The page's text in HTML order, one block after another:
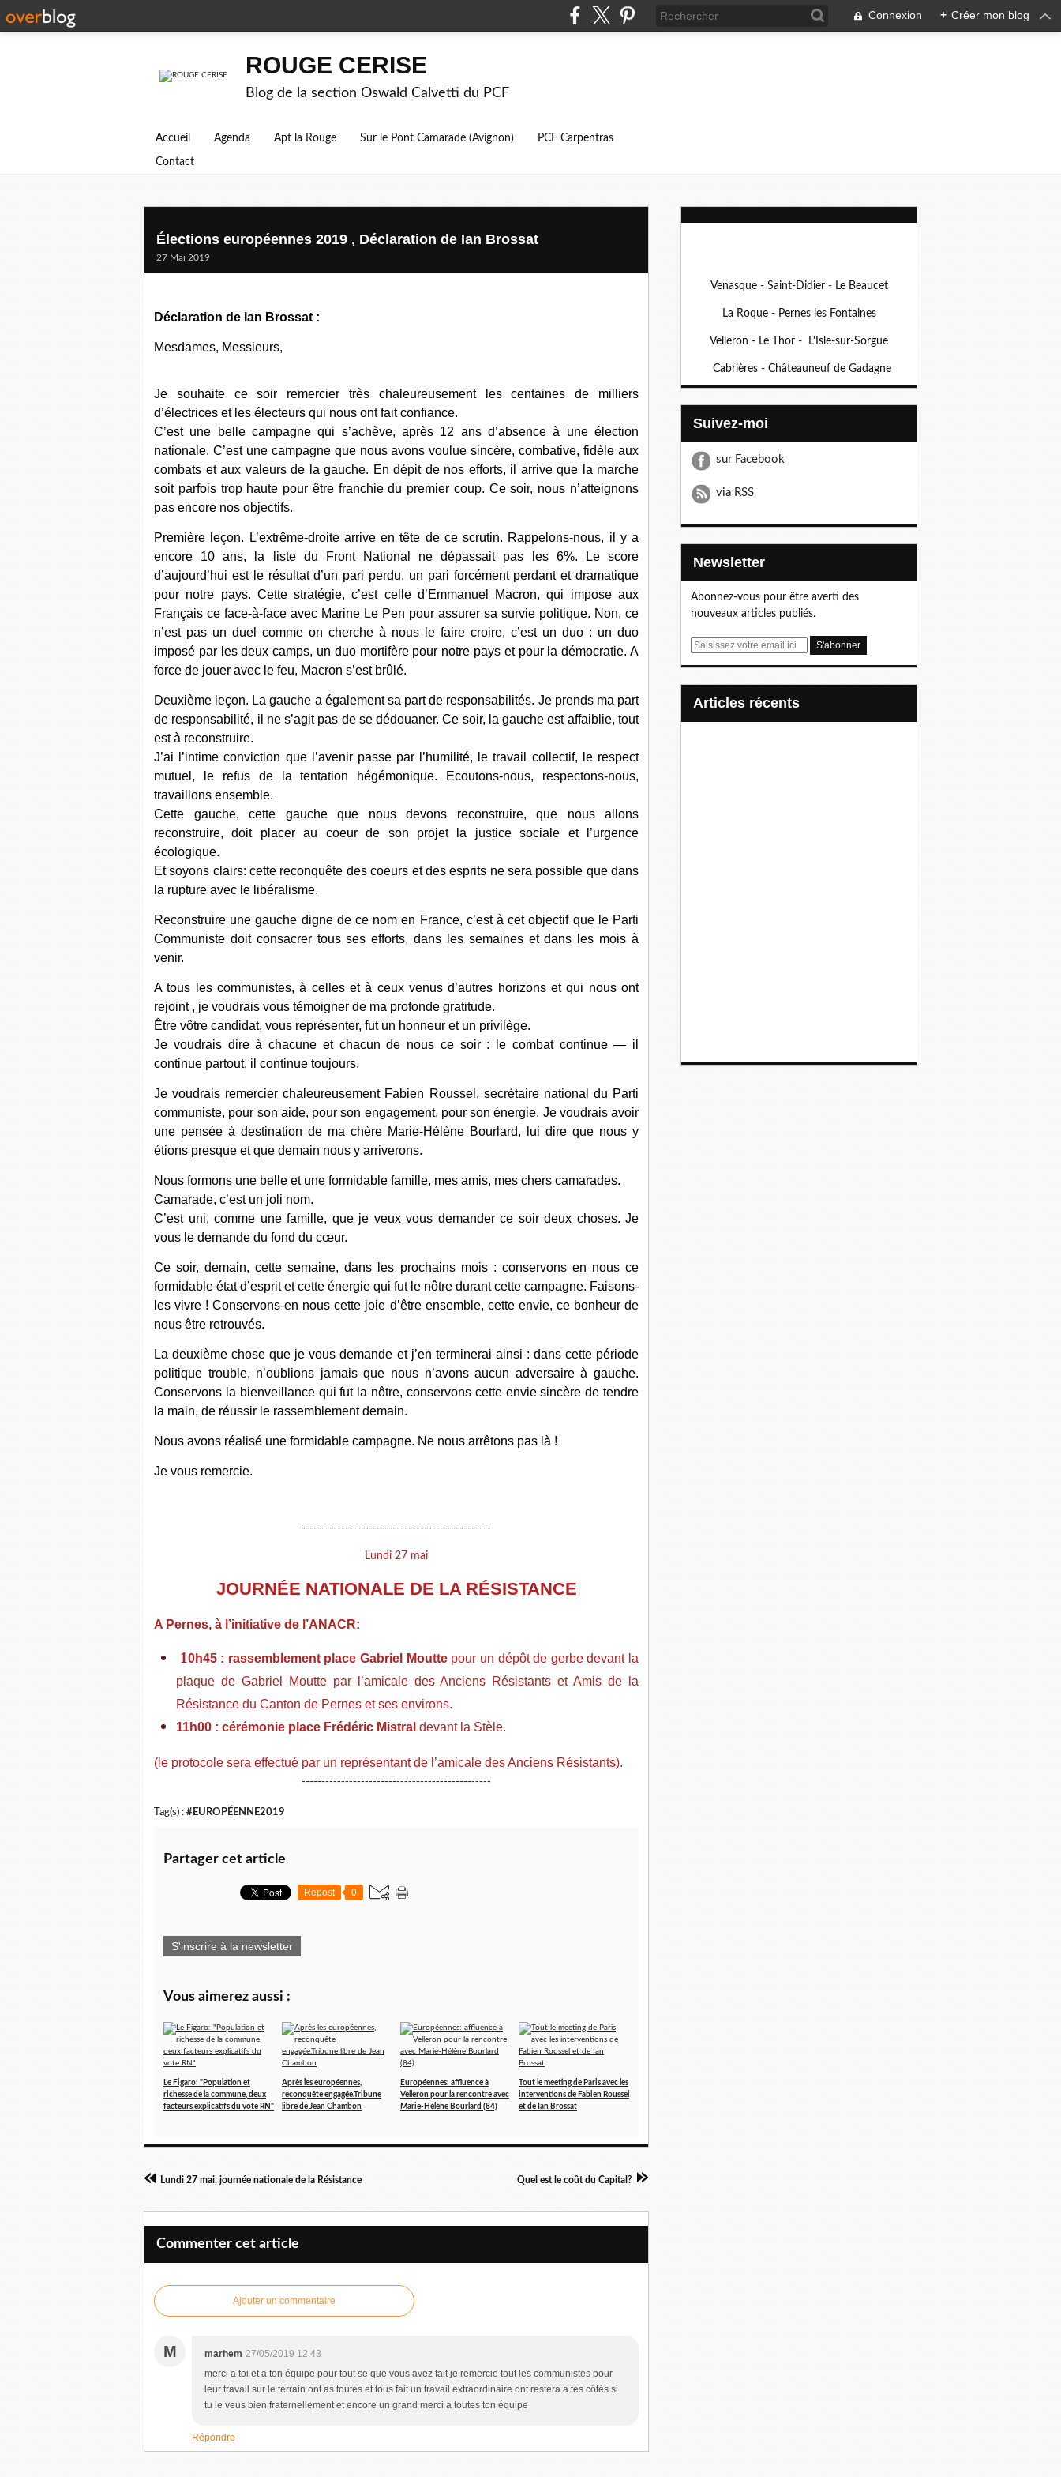
Connexion + Créer mon blog
ROUGE CERISE
Blog de la section Oswald Calvetti du PCF
Accueil Agenda Apt la Rouge Sur le Pont Camarade (Avignon) PCF Carpentras
Contact
Élections européennes 2019 , Déclaration de Ian Brossat
27 Mai 2019
Déclaration de Ian Brossat :
Mesdames, Messieurs,
Je souhaite ce soir remercier très chaleureusement les centaines de milliers
d’électrices et les électeurs qui nous ont fait confiance.
C’est une belle campagne qui s’achève, après 12 ans d’absence à une élection
nationale. C’est une campagne que nous avons voulue sincère, combative, fidèle aux
combats et aux valeurs de la gauche. En dépit de nos efforts, il arrive que la marche
soit parfois trop haute pour être franchie du premier coup. Ce soir, nous n’atteignons
pas encore nos objectifs.
Première leçon. L’extrême-droite arrive en tête de ce scrutin. Rappelons-nous, il y a
encore 10 ans, la liste du Front National ne dépassait pas les 6%. Le score
d’aujourd’hui est le résultat d’un pari perdu, un pari forcément perdant et dramatique
pour notre pays. Cette stratégie, c’est celle d’Emmanuel Macron, qui impose aux
Français ce face-à-face avec Marine Le Pen pour assurer sa survie politique. Non, ce
n’est pas un duel comme on cherche à nous le faire croire, c’est un duo : un duo
imposé par les deux camps, un duo mortifère pour notre pays et pour la démocratie. A
force de jouer avec le feu, Macron s’est brûlé.
Deuxième leçon. La gauche a également sa part de responsabilités. Je prends ma part
de responsabilité, il ne s’agit pas de se dédouaner. Ce soir, la gauche est affaiblie, tout
est à reconstruire.
J’ai l’intime conviction que l’avenir passe par l’humilité, le travail collectif, le respect
mutuel, le refus de la tentation hégémonique. Ecoutons-nous, respectons-nous,
travaillons ensemble.
Cette gauche, cette gauche que nous devons reconstruire, que nous allons
reconstruire, doit placer au coeur de son projet la justice sociale et l’urgence
écologique.
Et soyons clairs: cette reconquête des coeurs et des esprits ne sera possible que dans
la rupture avec le libéralisme.
Reconstruire une gauche digne de ce nom en France, c’est à cet objectif que le Parti
Communiste doit consacrer tous ses efforts, dans les semaines et dans les mois à
venir.
A tous les communistes, à celles et à ceux venus d’autres horizons et qui nous ont
rejoint , je voudrais vous témoigner de ma profonde gratitude.
Être vôtre candidat, vous représenter, fut un honneur et un privilège.
Je voudrais dire à chacune et chacun de nous ce soir : le combat continue — il
continue partout, il continue toujours.
Je voudrais remercier chaleureusement Fabien Roussel, secrétaire national du Parti
communiste, pour son aide, pour son engagement, pour son énergie. Je voudrais avoir
une pensée à destination de ma chère Marie-Hélène Bourlard, lui dire que nous y
étions presque et que demain nous y arriverons.
Nous formons une belle et une formidable famille, mes amis, mes chers camarades.
Camarade, c’est un joli nom.
C’est uni, comme une famille, que je veux vous demander ce soir deux choses. Je
vous le demande du fond du cœur.
Ce soir, demain, cette semaine, dans les prochains mois : conservons en nous ce
formidable état d’esprit et cette énergie qui fut le nôtre durant cette campagne. Faisons-
les vivre ! Conservons-en nous cette joie d’être ensemble, cette envie, ce bonheur de
nous être retrouvés.
La deuxième chose que je vous demande et j’en terminerai ainsi : dans cette période
politique trouble, n’oublions jamais que nous n’avons aucun adversaire à gauche.
Conservons la bienveillance qui fut la nôtre, conservons cette envie sincère de tendre
la main, de réussir le rassemblement demain.
Nous avons réalisé une formidable campagne. Ne nous arrêtons pas là !
Je vous remercie.
------------------------------------------------
Lundi 27 mai
JOURNÉE NATIONALE DE LA RÉSISTANCE
A Pernes, à l’initiative de l’ANACR:
10h45 : rassemblement place Gabriel Mouttepour un dépôt de gerbe devant la
plaque de Gabriel Moutte par l’amicale des Anciens Résistants et Amis de la
Résistance du Canton de Pernes et ses environs.
11h00 : cérémonie place Frédéric Mistral devant la Stèle.
(le protocole sera effectué par un représentant de l’amicale des Anciens Résistants).
------------------------------------------------
Tag(s) : #EUROPÉENNE2019
Partager cet article
Repost 0
S'inscrire à la newsletter
Vous aimerez aussi :
Le Figaro: "Population et
richesse de la commune, deux
facteurs explicatifs du vote RN"
Après les européennes,
reconquête engagée.Tribune
libre de Jean Chambon
Européennes: affluence à
Velleron pour la rencontre avec
Marie-Hélène Bourlard (84)
Tout le meeting de Paris avec les
interventions de Fabien Roussel
et de Ian Brossat
Lundi 27 mai, journée nationale de la Résistance Quel est le coût du Capital?
Commenter cet article
Ajouter un commentaire
M marhem 27/05/2019 12:43
merci a toi et a ton équipe pour tout se que vous avez fait je remercie tout les communistes pour
leur travail sur le terrain ont as toutes et tous fait un travail extraordinaire ont restera a tes côtés si
tu le veus bien fraternellement et encore un grand merci a toutes ton équipe
Répondre
Venasque - Saint-Didier - Le Beaucet
La Roque - Pernes les Fontaines
Velleron - Le Thor - L'Isle-sur-Sorgue
Cabrières - Châteauneuf de Gadagne
Suivez-moi
sur Facebook
via RSS
Newsletter
Abonnez-vous pour être averti des
nouveaux articles publiés.
E
articles récents